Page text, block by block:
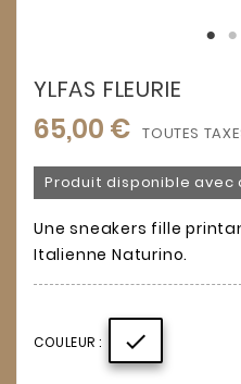
YLFAS FLEURIE
65,00 € TOUTES
Produit disponible avec
Une sneakers fille
Italienne Naturino.
COULEUR : 